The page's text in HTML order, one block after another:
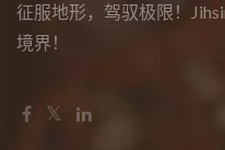
征服地形，驾驭极限！
境界！